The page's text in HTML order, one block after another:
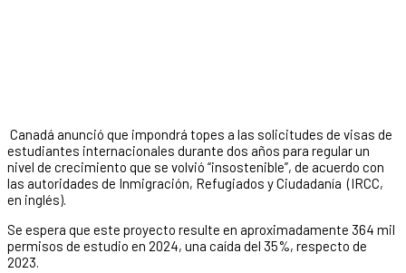
Canadá anunció que impondrá topes a las solicitudes de visas de
estudiantes internacionales durante dos años para regular un
nivel de crecimiento que se volvió “insostenible”, de acuerdo con
las autoridades de Inmigración, Refugiados y Ciudadanía (IRCC,
en inglés).
Se espera que este proyecto resulte en aproximadamente 364 mil
permisos de estudio en 2024, una caída del 35%, respecto de
2023.